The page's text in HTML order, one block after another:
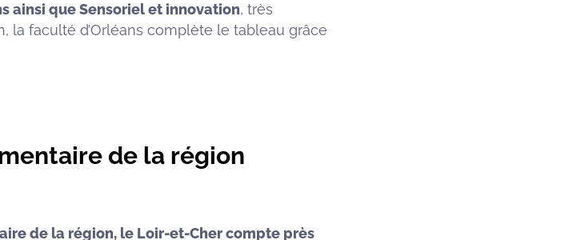
ainsi que Sensoriel et innovation, très
la faculté d’Orléans complète le tableau grâce
de la région
de la région, le Loir-et-Cher compte près